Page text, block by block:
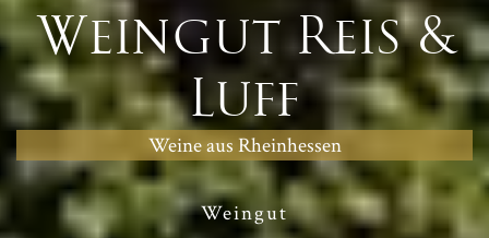
Weingut Reis &
Luff
Weine aus Rheinhessen
Weingut